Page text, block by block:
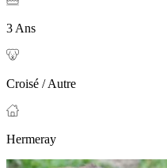
3 Ans
Croisé / Autre
Hermeray